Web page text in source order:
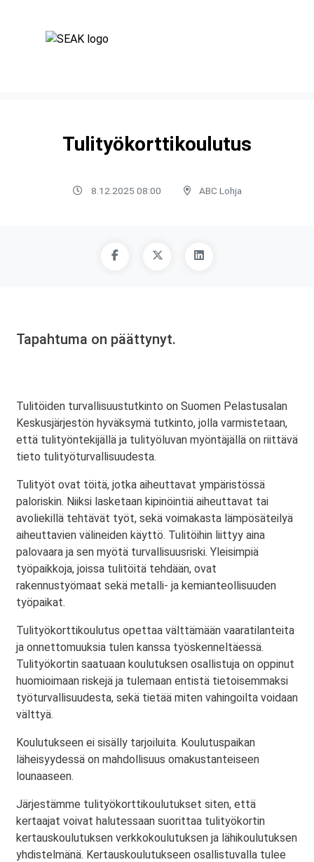
Tulityökorttikoulutus
8.12.2025 08:00 ABC Lohja
Tapahtuma on päättynyt.
Tulitöiden turvallisuustutkinto on Suomen Pelastusalan
Keskusjärjestön hyväksymä tutkinto, jolla varmistetaan,
että tulityöntekijällä ja tulityöluvan myöntäjällä on riittävä
tieto tulityöturvallisuudesta.
Tulityöt ovat töitä, jotka aiheuttavat ympäristössä
paloriskin. Niiksi lasketaan kipinöintiä aiheuttavat tai
avoliekillä tehtävät työt, sekä voimakasta lämpösäteilyä
aiheuttavien välineiden käyttö. Tulitöihin liittyy aina
palovaara ja sen myötä turvallisuusriski. Yleisimpiä
työpaikkoja, joissa tulitöitä tehdään, ovat
rakennustyömaat sekä metalli- ja kemianteollisuuden
työpaikat.
Tulityökorttikoulutus opettaa välttämään vaaratilanteita
ja onnettomuuksia tulen kanssa työskenneltäessä.
Tulityökortin saatuaan koulutuksen osallistuja on oppinut
huomioimaan riskejä ja tulemaan entistä tietoisemmaksi
työturvallisuudesta, sekä tietää miten vahingoilta voidaan
välttyä.
Koulutukseen ei sisälly tarjoiluita. Koulutuspaikan
läheisyydessä on mahdollisuus omakustanteiseen
lounaaseen.
Järjestämme tulityökorttikoulutukset siten, että
kertaajat voivat halutessaan suorittaa tulityökortin
kertauskoulutuksen verkkokoulutuksen ja lähikoulutuksen
yhdistelmänä. Kertauskoulutukseen osallistuvalla tulee